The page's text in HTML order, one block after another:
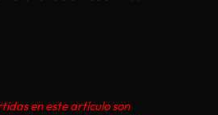
en este artículo son